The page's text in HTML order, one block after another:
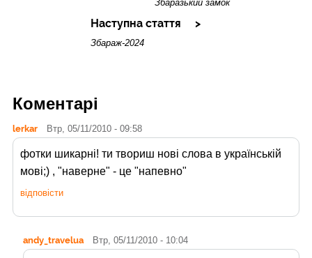
Збаразький замок
Наступна стаття
Збараж-2024
Коментарі
lerkar Втр, 05/11/2010 - 09:58
фотки шикарні! ти твориш нові слова в українській
мові;) , "наверне" - це "напевно"
відповісти
andy_travelua Втр, 05/11/2010 - 10:04